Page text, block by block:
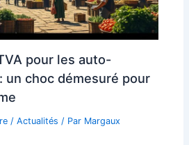
pour les auto-
un choc démesuré pour
/Actualités / Par Margaux